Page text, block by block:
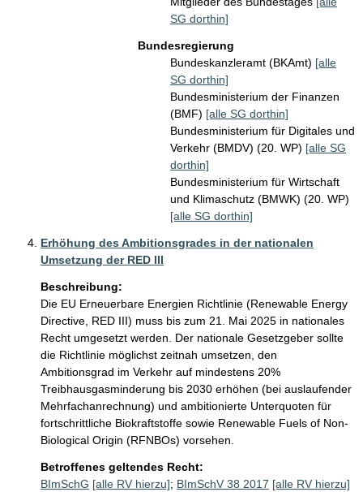
SG dorthin]
Bundesregierung
Bundeskanzleramt (BKAmt) [alle
SG dorthin]
Bundesministerium der Finanzen
(BMF) [alle SG dorthin]
Bundesministerium für Digitales und
Verkehr (BMDV) (20. WP) [alle SG
dorthin]
Bundesministerium für Wirtschaft
und Klimaschutz (BMWK) (20. WP)
[alle SG dorthin]
Erhöhung des Ambitionsgrades in der nationalen
Umsetzung der RED III
Beschreibung:
Die EU Erneuerbare Energien Richtlinie (Renewable Energy
Directive, RED III) muss bis zum 21. Mai 2025 in nationales
Recht umgesetzt werden. Der nationale Gesetzgeber sollte
die Richtlinie möglichst zeitnah umsetzen, den
Ambitionsgrad im Verkehr auf mindestens 20%
Treibhausgasminderung bis 2030 erhöhen (bei auslaufender
Mehrfachanrechnung) und ambitionierte Unterquoten für
fortschrittliche Biokraftstoffe sowie Renewable Fuels of Non-
Biological Origin (RFNBOs) vorsehen.
Betroffenes geltendes Recht:
BImSchG [alle RV hierzu]; BImSchV 38 2017 [alle RV hierzu]